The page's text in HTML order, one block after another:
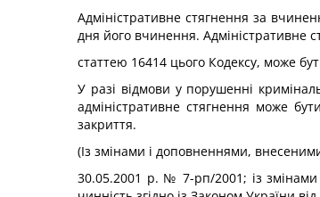
Адміністративне стягнення за
дня його вчинення. Адміністративне
статтею 16414 цього Кодексу, може
У разі відмови у порушенні
адміністративне стягнення може
закриття.
(Із змінами і доповненнями,
30.05.2001 р. № 7-рп/2001; із